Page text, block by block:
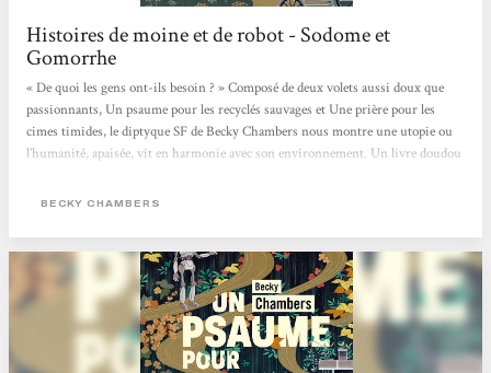
Histoires de moine et de robot - Sodome et
Gomorrhe
« De quoi les gens ont-ils besoin ? » Composé de deux volets aussi doux que
passionnants, Un psaume pour les recyclés sauvages et Une prière pour les
cimes timides, le diptyque SF de Becky Chambers nous montre une utopie ou
l’humanité, apaisée, vit en harmonie avec son environnement. Un livre doudou
où concurrence et compétition guident bon nombre de nos interactions.
entre eux et avec leur environnement. Dans ce monde apaisé,...
BECKY CHAMBERS